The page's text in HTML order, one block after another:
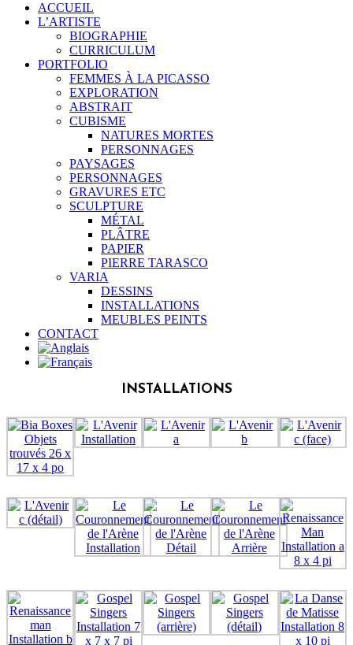
ACCUEIL
L’ARTISTE
BIOGRAPHIE
CURRICULUM
PORTFOLIO
FEMMES À LA PICASSO
EXPLORATION
ABSTRAIT
CUBISME
NATURES MORTES
PERSONNAGES
PAYSAGES
PERSONNAGES
GRAVURES ETC
SCULPTURE
MÉTAL
PLÂTRE
PAPIER
PIERRE TARASCO
VARIA
DESSINS
INSTALLATIONS
MEUBLES PEINTS
CONTACT
INSTALLATIONS